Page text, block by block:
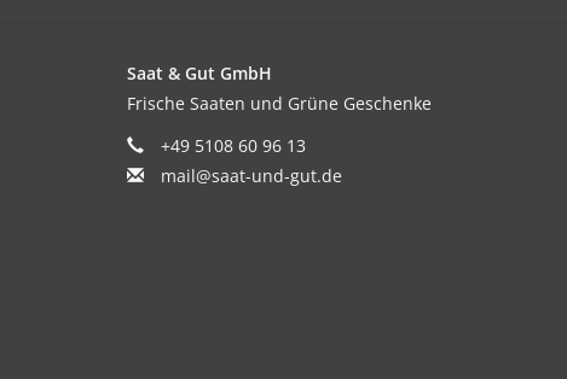
Saat & Gut GmbH
Frische Saaten und Grüne Geschenke
+49 5108 60 96 13
mail@saat-und-gut.de